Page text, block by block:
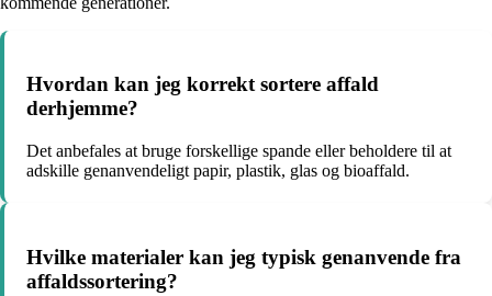
Hvordan kan jeg korrekt sortere affald
derhjemme?
Det anbefales at bruge forskellige spande eller beholdere til at
adskille genanvendeligt papir, plastik, glas og bioaffald.
Hvilke materialer kan jeg typisk genanvende fra
affaldssortering?